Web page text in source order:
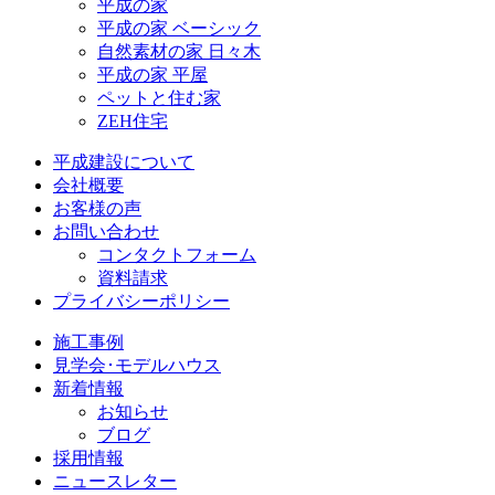
平成の家
平成の家 ベーシック
自然素材の家 日々木
平成の家 平屋
ペットと住む家
ZEH住宅
平成建設について
会社概要
お客様の声
お問い合わせ
コンタクトフォーム
資料請求
プライバシーポリシー
施工事例
見学会･モデルハウス
新着情報
お知らせ
ブログ
採用情報
ニュースレター